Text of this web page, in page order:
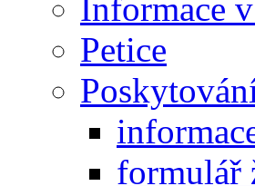
Informace
Petice
formulář